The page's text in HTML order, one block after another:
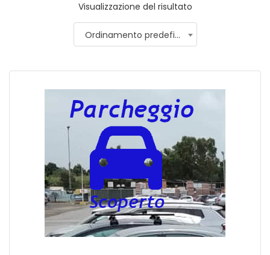
Visualizzazione del risultato
Ordinamento predefinito